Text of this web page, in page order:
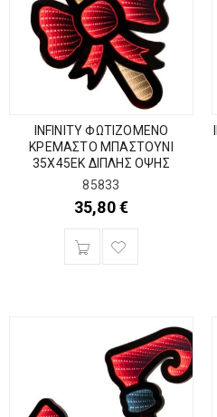
INFINITY ΦΩΤΙΖΟΜΕΝΟ
ΚΡΕΜΑΣΤΟ ΜΠΑΣΤΟΥΝΙ
35Χ45ΕΚ ΔΙΠΛΗΣ ΟΨΗΣ
85833
35,80€